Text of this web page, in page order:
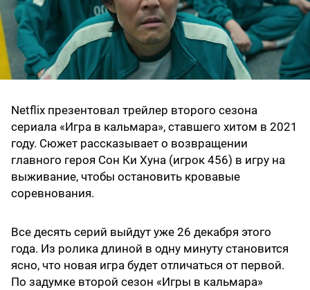
Netflix презентовал трейлер второго сезона
сериала «Игра в кальмара», ставшего хитом в 2021
году. Сюжет рассказывает о возвращении
главного героя Сон Ки Хуна (игрок 456) в игру на
выживание, чтобы остановить кровавые
соревнования.
Все десять серий выйдут уже 26 декабря этого
года. Из ролика длиной в одну минуту становится
ясно, что новая игра будет отличаться от первой.
По задумке второй сезон «Игры в кальмара»